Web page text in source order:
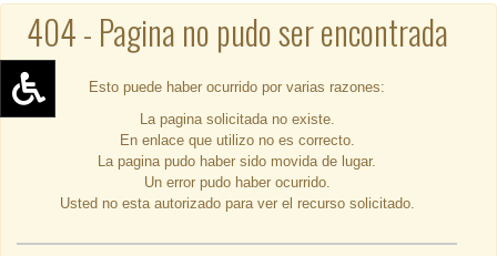
Aumentar texto (+)
Reducir texto (-)
Restablecer texto
Escala de grises
404 - Pagina no pudo ser encontrada
Esto puede haber ocurrido por varias razones:
La pagina solicitada no existe.
En enlace que utilizo no es correcto.
La pagina pudo haber sido movida de lugar.
Un error pudo haber ocurrido.
Usted no esta autorizado para ver el recurso solicitado.